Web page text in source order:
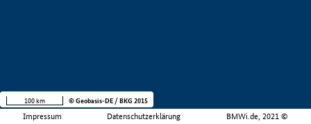
Impressum Datenschutzerklärung BMWi.de, 2021 ©
100 km © Geobasis-DE / BKG 2015